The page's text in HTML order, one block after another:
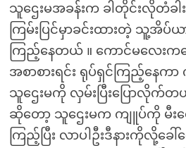
သူဌေးမအခန်းက ခါတိုင်းလိုတံခါး
ကြမ်းပြင်မှာခင်းထားတဲ့ သူ့အိပ်ယ
ကြည့်နေတယ် ။ ကောင်မလေးကတ
အစာစားရင်း ရုပ်ရှင်ကြည့်နေက
သူဌေးမကို လှမ်းပြီးပြောလိုက်တ
ဆိုတော့ သူဌေးမက ကျူပ်ကို မီး
ကြည့်ပြီး လာပါဦးဒီနားကိုလို့ခ